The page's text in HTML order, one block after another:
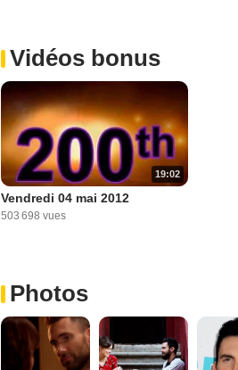
Vidéos bonus
19:02
Vendredi 04 mai 2012
503 698 vues
Photos